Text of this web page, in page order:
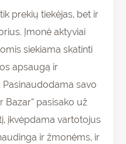
prekių tiekėjas, bet ir
Įmonė aktyviai
siekiama skatinti
apsaugą ir
savo
Bazar” pasisako už
įkvėpdama vartotojus
ir žmonėms, ir